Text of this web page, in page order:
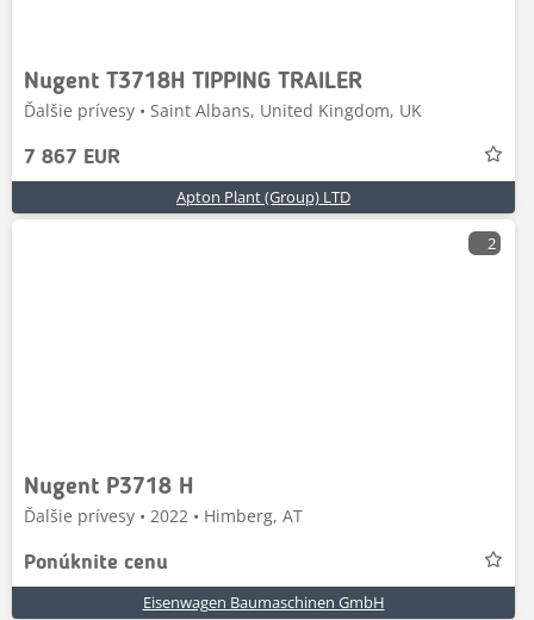
Nugent T3718H TIPPING TRAILER
Ďalšie prívesy • Saint Albans, United Kingdom, UK
7 867 EUR
Apton Plant (Group) LTD
2
Nugent P3718 H
Ďalšie prívesy • 2022 • Himberg, AT
Ponúknite cenu
Eisenwagen Baumaschinen GmbH